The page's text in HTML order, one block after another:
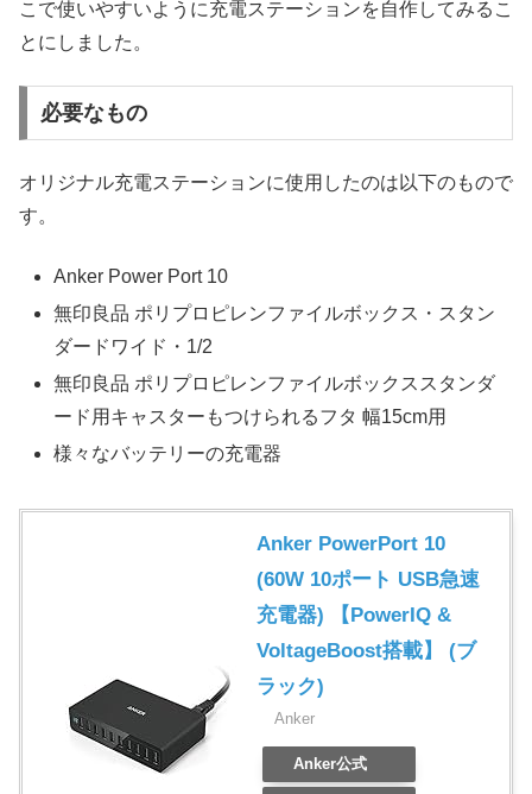
こで使いやすいように充電ステーションを自作してみるこ
とにしました。
必要なもの
オリジナル充電ステーションに使用したのは以下のもので
す。
Anker Power Port 10
無印良品 ポリプロピレンファイルボックス・スタン
ダードワイド・1/2
無印良品 ポリプロピレンファイルボックススタンダ
ード用キャスターもつけられるフタ 幅15cm用
様々なバッテリーの充電器
Anker PowerPort 10
(60W 10ポート USB急速
充電器) 【PowerIQ &
VoltageBoost搭載】 (ブ
ラック)
Anker
Anker公式